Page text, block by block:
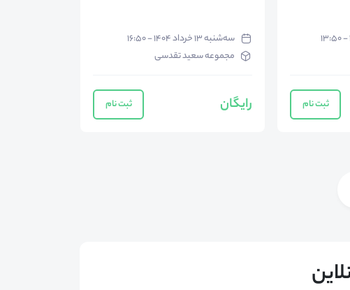
ثبت نام
سه‌شنبه ۱۳ خرداد ۱۴۰۴ - ۱۶:۵۰
مجموعه سعید تقدسی
رایگان ثبت نام